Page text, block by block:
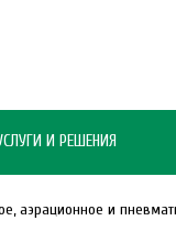
И РЕШЕНИЯ
аэрационное и